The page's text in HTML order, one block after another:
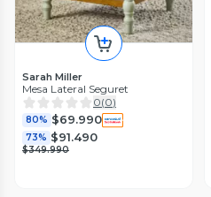
Sarah Miller
Mesa Lateral Seguret
0(0)
80% $69.990
73% $91.490
$349.990